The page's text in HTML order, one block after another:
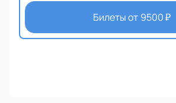
Билеты от 9500₽